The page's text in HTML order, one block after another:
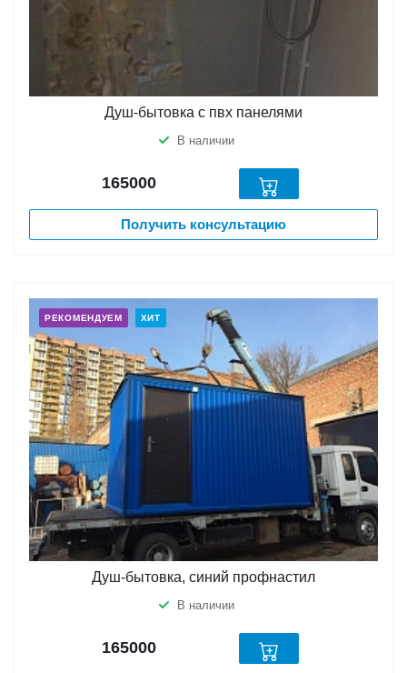
Душ-бытовка с пвх панелями
В наличии
165000
Получить консультацию
РЕКОМЕНДУЕМ ХИТ
Душ-бытовка, синий профнастил
В наличии
165000